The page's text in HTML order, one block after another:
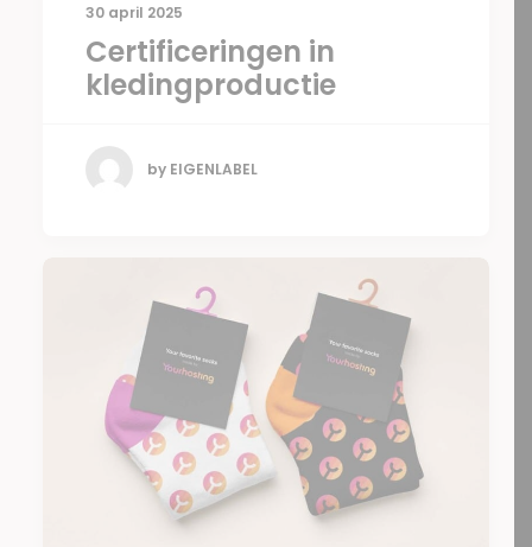
30 april 2025
Certificeringen in
kledingproductie
by EIGENLABEL